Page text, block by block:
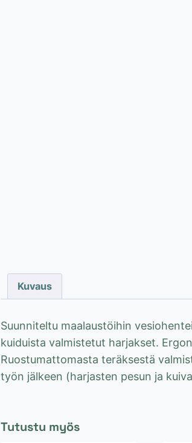
Kuvaus
Suunniteltu maalaustöihin
kuiduista valmistetut harjakset.
Ruostumattomasta teräksestä
työn jälkeen (harjasten pesun ja
Tutustu myös